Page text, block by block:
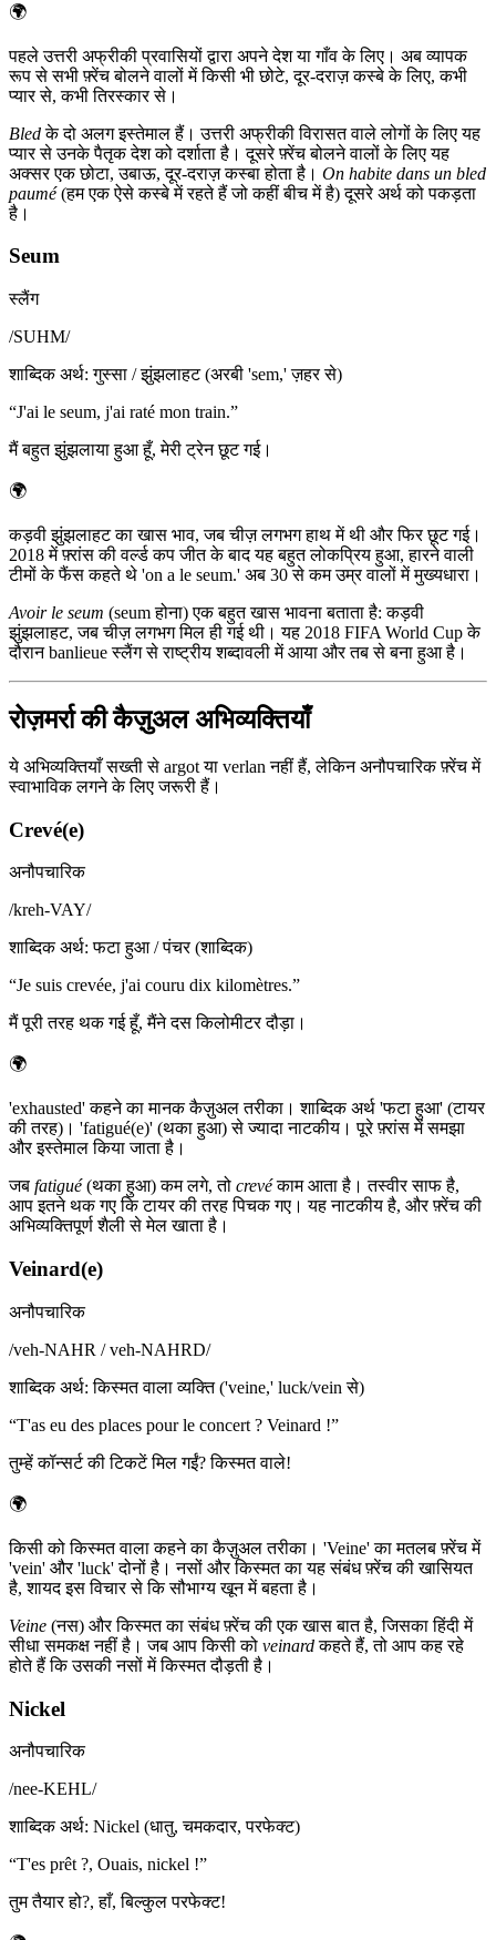
🌍
पहले उत्तरी अफ्रीकी प्रवासियों द्वारा अपने देश या गाँव के लिए। अब व्यापक
रूप से सभी फ़्रेंच बोलने वालों में किसी भी छोटे, दूर-दराज़ कस्बे के लिए, कभी
प्यार से, कभी तिरस्कार से।
Bledके दो अलग इस्तेमाल हैं। उत्तरी अफ्रीकी विरासत वाले लोगों के लिए यह
प्यार से उनके पैतृक देश को दर्शाता है। दूसरे फ़्रेंच बोलने वालों के लिए यह
अक्सर एक छोटा, उबाऊ, दूर-दराज़ कस्बा होता है। On habite dans un bled
paumé(हम एक ऐसे कस्बे में रहते हैं जो कहीं बीच में है) दूसरे अर्थ को पकड़ता
है।
Seum
स्लैंग
/SUHM/
शाब्दिक अर्थ: गुस्सा / झुंझलाहट (अरबी 'sem,' ज़हर से)
“J'ai le seum, j'ai raté mon train.”
मैं बहुत झुंझलाया हुआ हूँ, मेरी ट्रेन छूट गई।
🌍
कड़वी झुंझलाहट का खास भाव, जब चीज़ लगभग हाथ में थी और फिर छूट गई।
2018 में फ़्रांस की वर्ल्ड कप जीत के बाद यह बहुत लोकप्रिय हुआ, हारने वाली
टीमों के फैंस कहते थे 'on a le seum.' अब 30 से कम उम्र वालों में मुख्यधारा।
Avoir le seum (seum होना) एक बहुत खास भावना बताता है: कड़वी
झुंझलाहट, जब चीज़ लगभग मिल ही गई थी। यह 2018 FIFA World Cup के
दौरान banlieue स्लैंग से राष्ट्रीय शब्दावली में आया और तब से बना हुआ है।
रोज़मर्रा की कैज़ुअल अभिव्यक्तियाँ
ये अभिव्यक्तियाँ सख्ती से argot या verlan नहीं हैं, लेकिन अनौपचारिक फ़्रेंच में
स्वाभाविक लगने के लिए जरूरी हैं।
Crevé(e)
अनौपचारिक
/kreh-VAY/
शाब्दिक अर्थ: फटा हुआ / पंचर (शाब्दिक)
“Je suis crevée, j'ai couru dix kilomètres.”
मैं पूरी तरह थक गई हूँ, मैंने दस किलोमीटर दौड़ा।
🌍
'exhausted' कहने का मानक कैज़ुअल तरीका। शाब्दिक अर्थ 'फटा हुआ' (टायर
की तरह)। 'fatigué(e)' (थका हुआ) से ज्यादा नाटकीय। पूरे फ़्रांस में समझा
और इस्तेमाल किया जाता है।
जब fatigué(थका हुआ) कम लगे, तो crevéकाम आता है। तस्वीर साफ है,
आप इतने थक गए कि टायर की तरह पिचक गए। यह नाटकीय है, और फ़्रेंच की
अभिव्यक्तिपूर्ण शैली से मेल खाता है।
Veinard(e)
अनौपचारिक
/veh-NAHR / veh-NAHRD/
शाब्दिक अर्थ: किस्मत वाला व्यक्ति ('veine,' luck/vein से)
“T'as eu des places pour le concert ? Veinard !”
तुम्हें कॉन्सर्ट की टिकटें मिल गईं? किस्मत वाले!
🌍
किसी को किस्मत वाला कहने का कैज़ुअल तरीका। 'Veine' का मतलब फ़्रेंच में
'vein' और 'luck' दोनों है। नसों और किस्मत का यह संबंध फ़्रेंच की खासियत
है, शायद इस विचार से कि सौभाग्य खून में बहता है।
Veine (नस) और किस्मत का संबंध फ़्रेंच की एक खास बात है, जिसका हिंदी में
सीधा समकक्ष नहीं है। जब आप किसी को veinardकहते हैं, तो आप कह रहे
होते हैं कि उसकी नसों में किस्मत दौड़ती है।
Nickel
अनौपचारिक
/nee-KEHL/
शाब्दिक अर्थ: Nickel (धातु, चमकदार, परफेक्ट)
“T'es prêt ?, Ouais, nickel !”
तुम तैयार हो?, हाँ, बिल्कुल परफेक्ट!